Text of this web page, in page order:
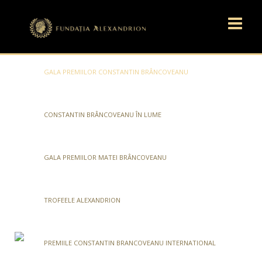
GALA PREMIILOR CONSTANTIN BRÂNCOVEANU
CONSTANTIN BRÂNCOVEANU ÎN LUME
GALA PREMIILOR MATEI BRÂNCOVEANU
TROFEELE ALEXANDRION
PREMIILE CONSTANTIN BRANCOVEANU INTERNATIONAL